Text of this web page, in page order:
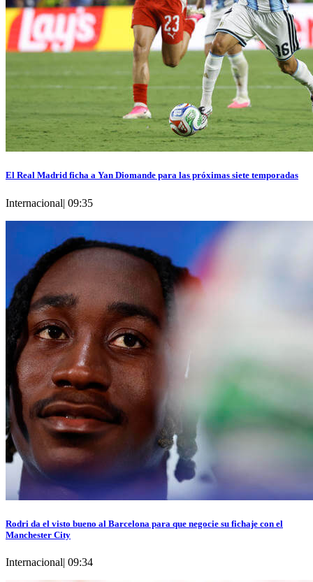
El Real Madrid ficha a Yan Diomande para las próximas siete temporadas
Internacional| 09:35
Rodri da el visto bueno al Barcelona para que negocie su fichaje con el
Manchester City
Internacional| 09:34